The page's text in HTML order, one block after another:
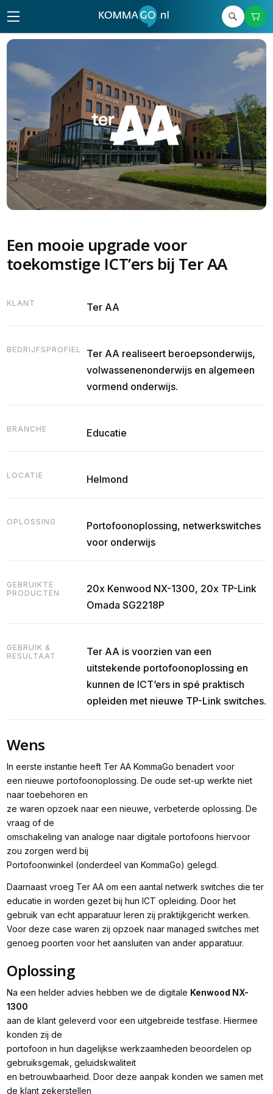
Een mooie upgrade voor
toekomstige ICT’ers bij Ter AA
KLANT Ter AA
BEDRIJFSPROFIEL
Ter AA realiseert beroepsonderwijs,
volwassenenonderwijs en algemeen
vormend onderwijs.
BRANCHE Educatie
LOCATIE Helmond
OPLOSSING
Portofoonoplossing, netwerkswitches
voor onderwijs
GEBRUIKTE
PRODUCTEN
20x Kenwood NX-1300, 20x TP-Link
Omada SG2218P
GEBRUIK &
RESULTAAT
Ter AA is voorzien van een
uitstekende portofoonoplossing en
kunnen de ICT’ers in spé praktisch
opleiden met nieuwe TP-Link switches.
Wens
In eerste instantie heeft Ter AA KommaGo benadert voor
een nieuwe portofoonoplossing. De oude set-up werkte niet
naar toebehoren en
ze waren opzoek naar een nieuwe, verbeterde oplossing. De
vraag of de
omschakeling van analoge naar digitale portofoons hiervoor
zou zorgen werd bij
Portofoonwinkel (onderdeel van KommaGo) gelegd.
Daarnaast vroeg Ter AA om een aantal netwerk switches die ter
educatie in worden gezet bij hun ICT opleiding. Door het
gebruik van echt apparatuur leren zij praktijkgericht werken.
Voor deze case waren zij opzoek naar managed switches met
genoeg poorten voor het aansluiten van ander apparatuur.
Oplossing
Na een helder advies hebben we de digitale Kenwood NX-
1300
aan de klant geleverd voor een uitgebreide testfase. Hiermee
konden zij de
portofoon in hun dagelijkse werkzaamheden beoordelen op
gebruiksgemak, geluidskwaliteit
en betrouwbaarheid. Door deze aanpak konden we samen met
de klant zekerstellen